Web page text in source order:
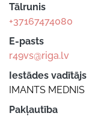
Tālrunis
+37167474080
E-pasts
r49vs@riga.lv
Iestādes vadītājs
IMANTS MEDNIS
Pakļautība